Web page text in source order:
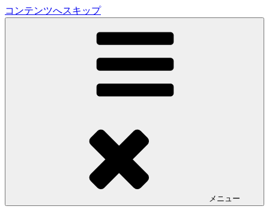
コンテンツへスキップ
LA VILLA ROUGE Blog
メニュー